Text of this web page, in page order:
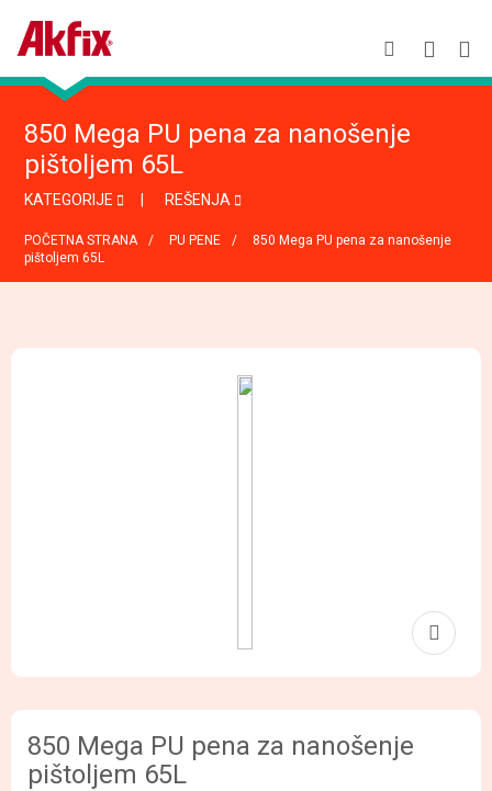
850 Mega PU pena za nanošenje
pištoljem 65L
KATEGORIJE REŠENJA
POČETNA STRANA PU PENE
850 Mega PU pena za nanošenje
pištoljem 65L
850 Mega PU pena za nanošenje
pištoljem 65L